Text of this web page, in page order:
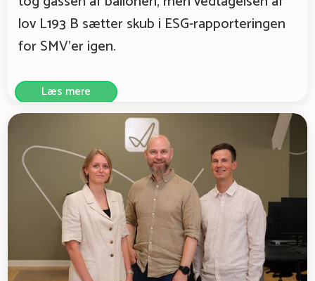
lov L193 B sætter skub i ESG-rapporteringen
for SMV’er igen.
Læs mere